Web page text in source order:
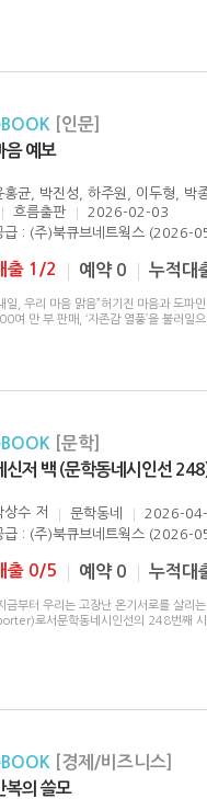
[인문]
음 예보
홍균, 박진성, 하주원, 이두형, 박
흐름출판
2026-02-03
급 : (주)북큐브네트웍스 (2026-
출 1/2 예약 0 누적대
일, 우리 마음 맑음”허기진 마음과 도파
여 만 부 판매, ‘자존감 열풍’을 불러일으
[문학]
신저 백 (문학동네시인선
상수 저 문학동네
2026-
급 : (주)북큐브네트웍스 (2026-
출 0/5 예약 0 누적대
금부터 우리는 고장난 온기서로를 살리
로서문학동네시인선의 248번째 시
[경제/비즈니스]
복의 쓸모